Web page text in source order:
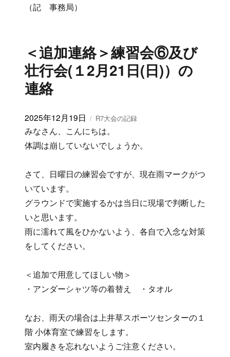
（記 事務局）
＜追加連絡＞練習会⑥及び
壮行会(１2月21日(日)）の
連絡
投
稿
日:
2025年12月19日
カ
テ
ゴ
リ
R7大会の記録
みなさん、こんにちは。
体調は崩していないでしょうか。
さて、日曜日の練習会ですが、現在雨マークがつ
いています。
グラウンドで実施するかは当日に現場で判断した
いと思います。
雨に濡れて風をひかないよう、各自で入念な対策
をしてください。
＜追加で用意してほしい物＞
・アンダーシャツ等の着替え ・タオル
なお、雨天の場合は上井草スポーツセンターの１
階 小体育室で練習をします。
室内履きを忘れないようご注意ください。